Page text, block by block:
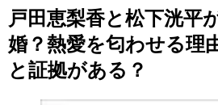
戸田恵梨香と松下洸平
婚？熱愛を匂わせる理
と証拠がある？